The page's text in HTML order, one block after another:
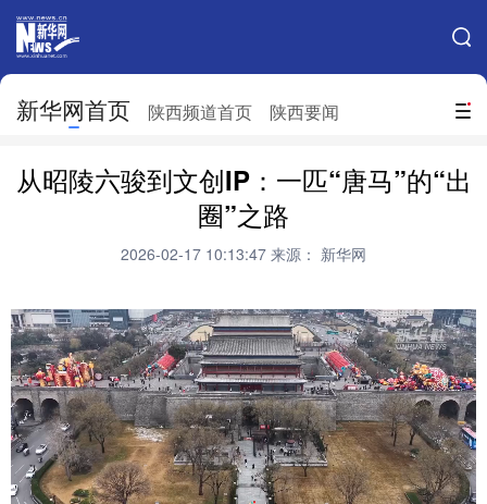
搜索
新华网首页 陕西频道首页 陕西要闻
网站地图
北京 天津 河北 山西
吉林 上海
山东 河南 湖北 湖南
广东 广西 海南 重庆
四川 贵州 云南 西藏
陕西 甘肃 青海 宁夏
从昭陵六骏到文创IP：一匹“唐马”的“出
圈”之路
2026-02-17 10:13:47 来源： 新华网